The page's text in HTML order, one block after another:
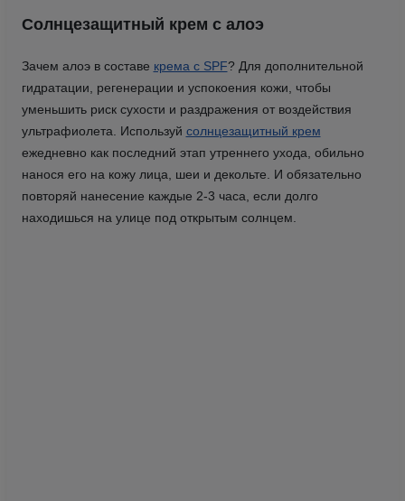
Солнцезащитный крем с алоэ
Зачем алоэ в составе крема с SPF? Для дополнительной
гидратации, регенерации и успокоения кожи, чтобы
уменьшить риск сухости и раздражения от воздействия
ультрафиолета. Используй солнцезащитный крем
ежедневно как последний этап утреннего ухода, обильно
нанося его на кожу лица, шеи и декольте. И обязательно
повторяй нанесение каждые 2-3 часа, если долго
находишься на улице под открытым солнцем.